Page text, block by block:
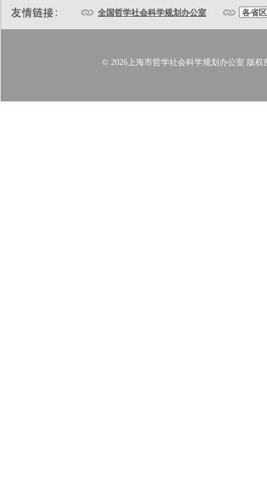
全国哲学社会科学规划办公室
© 2026上海市哲学社会科学规划办公室 版权